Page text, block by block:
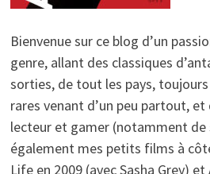
Bienvenue sur ce blog d’un
genre, allant des classiques
sorties, de tout les pays,
rares venant d’un peu partout,
lecteur et gamer (notamment de
également mes petits films à
Life en 2009 (avec Sasha Grey)